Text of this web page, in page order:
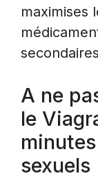
maximises
A ne
le
sexuels